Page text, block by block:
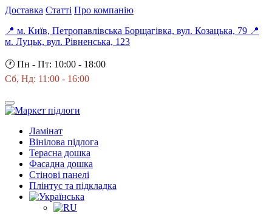
Доставка Статті Про компанію
📍 м. Київ, Петропавлівська Борщагівка, вул. Козацька, 79 📍
м. Луцьк, вул. Рівненська, 123
🕐 Пн - Пт: 10:00 - 18:00
Сб, Нд: 11:00 - 16:00
Ламінат
Вінілова підлога
Терасна дошка
Фасадна дошка
Стінові панелі
Плінтус та підкладка